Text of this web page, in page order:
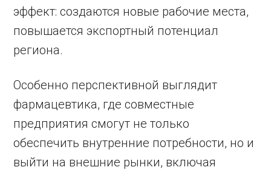
эффект: создаются новые рабочие места,
повышается экспортный потенциал
региона.
Особенно перспективной выглядит
фармацевтика, где совместные
предприятия смогут не только
обеспечить внутренние потребности, но и
выйти на внешние рынки, включая